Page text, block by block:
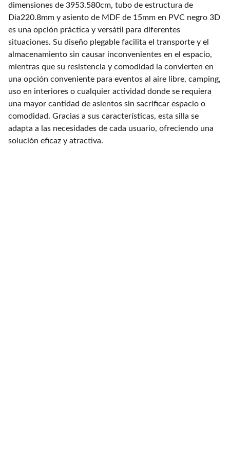
dimensiones de 3953.580cm, tubo de estructura de
Dia220.8mm y asiento de MDF de 15mm en PVC negro 3D
es una opción práctica y versátil para diferentes
situaciones. Su diseño plegable facilita el transporte y el
almacenamiento sin causar inconvenientes en el espacio,
mientras que su resistencia y comodidad la convierten en
una opción conveniente para eventos al aire libre, camping,
uso en interiores o cualquier actividad donde se requiera
una mayor cantidad de asientos sin sacrificar espacio o
comodidad. Gracias a sus características, esta silla se
adapta a las necesidades de cada usuario, ofreciendo una
solución eficaz y atractiva.